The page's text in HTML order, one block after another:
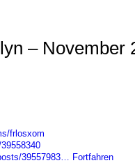
–
frlosxom
39557983…
Fortfahren